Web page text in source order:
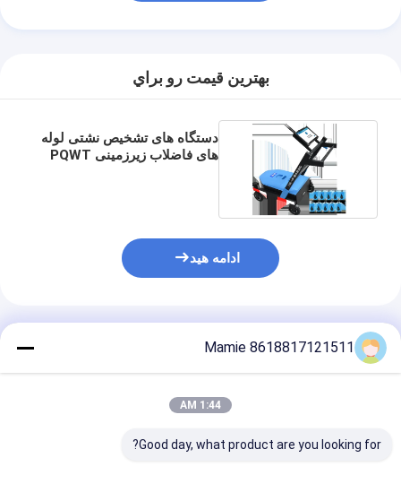
بهترين قيمت رو براي
دستگاه های تشخیص نشتی لوله
های فاضلاب زیرزمینی PQWT
ادامه هید
محصولات توصیه شده
Mamie 8618817121511
1:44 AM
Good day, what product are you looking for?